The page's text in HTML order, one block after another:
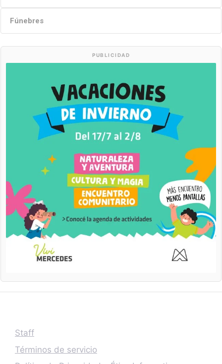
Fúnebres
PUBLICIDAD
Staff
Términos de servicio